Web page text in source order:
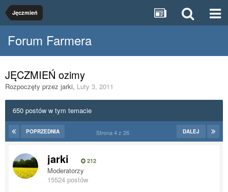
Jęczmień
Forum Farmera
JĘCZMIEŃ ozimy
Rozpoczęty przez jarki, Luty 3, 2011
650 postów w tym temacie
POPRZEDNIA DALEJ
Strona 4 z 26
jarki 212
Moderatorzy
15524 postów